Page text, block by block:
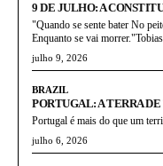
9 DE JULHO: A
"Quando se sente bater No
Enquanto se vai
julho 9, 2026
BRAZIL
PORTUGAL: A TERRA DE
Portugal é mais do que um
julho 6, 2026